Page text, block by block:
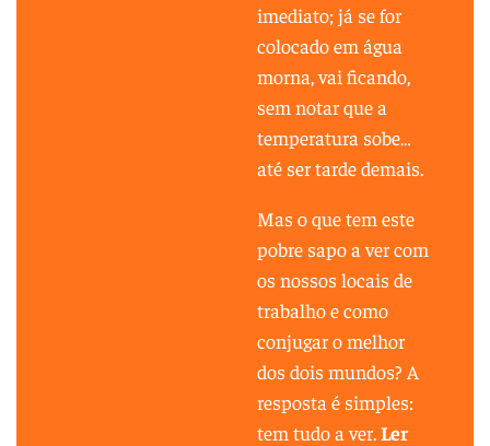
imediato; já se for
colocado em água
morna, vai ficando,
sem notar que a
temperatura sobe…
até ser tarde demais.
Mas o que tem este
pobre sapo a ver com
os nossos locais de
trabalho e como
conjugar o melhor
dos dois mundos? A
resposta é simples:
tem tudo a ver.Ler